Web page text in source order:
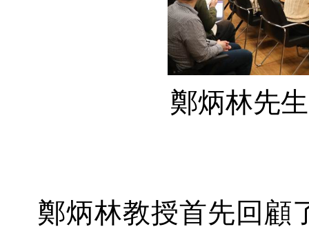
鄭炳林先
鄭炳林教授首先回顧